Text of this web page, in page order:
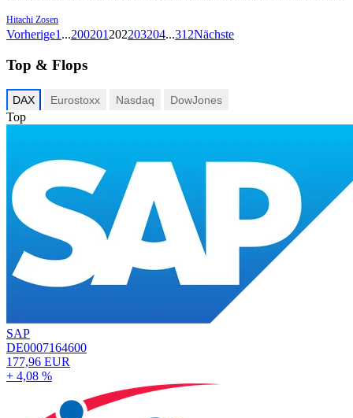
Hitachi Zosen
Vorherige1 ...200201 202203204...312Nächste
Top & Flops
DAX Eurostoxx Nasdaq DowJones
Top
SAP
DE0007164600
177,96 EUR
+ 4,08 %